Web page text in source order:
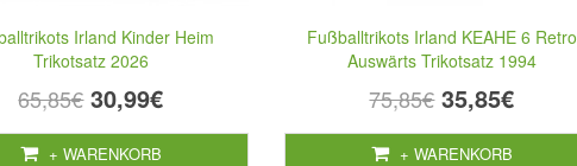
Irland Kinder Heim
Trikotsatz 2026
65,85€ 30,99€
+ WARENKORB
Fußballtrikots Irland KEAHE 6 Retro
Auswärts Trikotsatz 1994
75,85€ 35,85€
+ WARENKORB